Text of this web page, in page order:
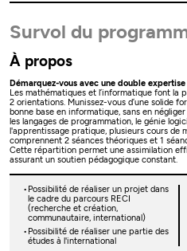
Survol du
À propos
Démarquez-vous avec une double expertise
Les mathématiques et l’informatique font la
2 orientations. Munissez-vous d’une solide
bonne base en informatique, sans en
les langages de programmation, le génie
l'apprentissage pratique, plusieurs cours de
comprennent 2 séances théoriques et 1
Cette répartition permet une assimilation
assurant un soutien pédagogique constant.
Possibilité de réaliser un projet dans
le cadre du parcours RECI
(recherche et création,
communautaire, international)
Possibilité de réaliser une partie des
études à l'international